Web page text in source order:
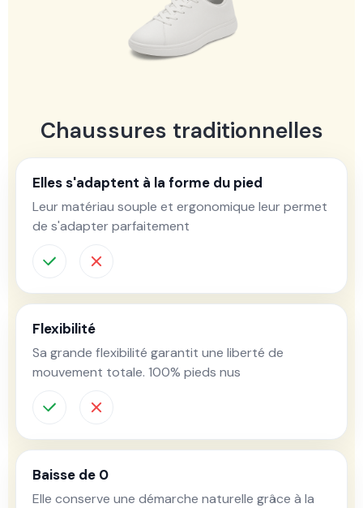
Chaussures traditionnelles
Elles s'adaptent à la forme du pied
Leur matériau souple et ergonomique leur permet
de s'adapter parfaitement
Flexibilité
Sa grande flexibilité garantit une liberté de
mouvement totale. 100% pieds nus
Baisse de 0
Elle conserve une démarche naturelle grâce à la